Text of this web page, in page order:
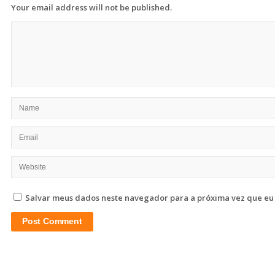
Your email address will not be published.
Salvar meus dados neste navegador para a próxima vez que